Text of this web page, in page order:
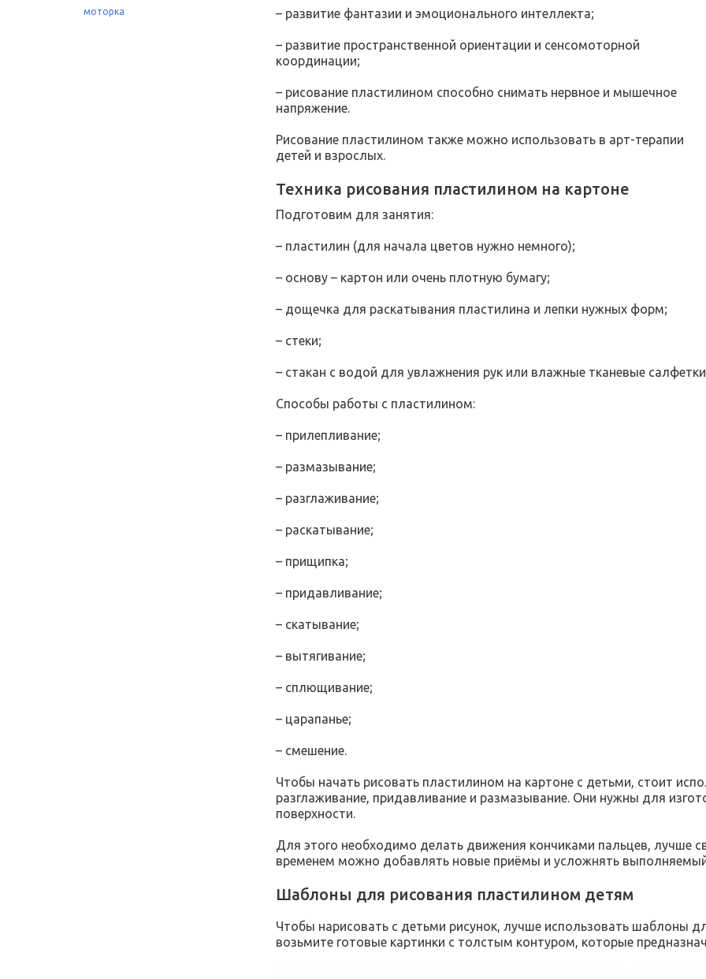
моторка
– развитие фантазии и эмоционального интеллекта;
– развитие пространственной ориентации и сенсомоторной
координации;
– рисование пластилином способно снимать нервное и мышечное
напряжение.
Рисование пластилином также можно использовать в арт-терапии
детей и взрослых.
Техника рисования пластилином на картоне
Подготовим для занятия:
– пластилин (для начала цветов нужно немного);
– основу – картон или очень плотную бумагу;
– дощечка для раскатывания пластилина и лепки нужных форм;
– стеки;
– стакан с водой для увлажнения рук или влажные тканевые
Способы работы с пластилином:
– прилепливание;
– размазывание;
– разглаживание;
– раскатывание;
– прищипка;
– придавливание;
– скатывание;
– вытягивание;
– сплющивание;
– царапанье;
– смешение.
Чтобы начать рисовать пластилином на картоне с детьми, стоит
разглаживание, придавливание и размазывание. Они нужны для
поверхности.
Для этого необходимо делать движения кончиками пальцев, лучше
временем можно добавлять новые приёмы и усложнять выполняемый
Шаблоны для рисования пластилином детям
Чтобы нарисовать с детьми рисунок, лучше использовать шаблоны
возьмите готовые картинки с толстым контуром, которые